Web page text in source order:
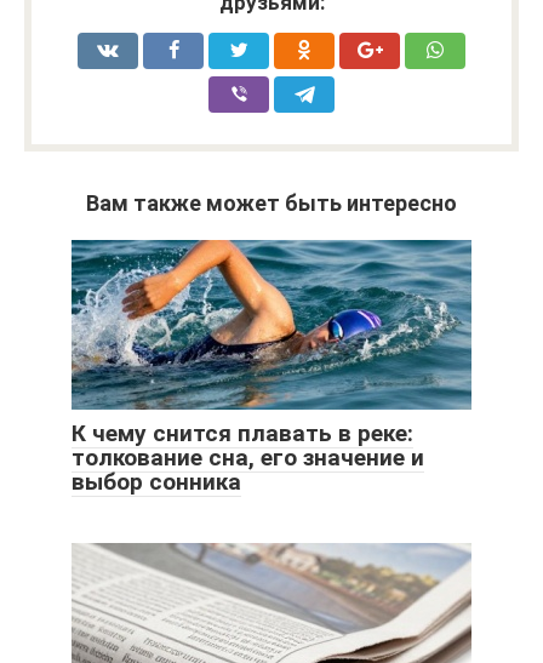
Вам также может быть интересно
К чему снится плавать в реке:
толкование сна, его значение и
выбор сонника